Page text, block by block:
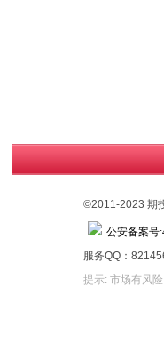
©2011-2023 期
公安备案号
服务QQ：
提示: 市场有风